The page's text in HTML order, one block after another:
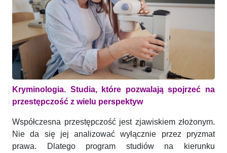
Kryminologia. Studia, które pozwalają spojrzeć na
przestępczość z wielu perspektyw
Współczesna przestępczość jest zjawiskiem złożonym.
Nie da się jej analizować wyłącznie przez pryzmat
prawa. Dlatego program studiów na kierunku